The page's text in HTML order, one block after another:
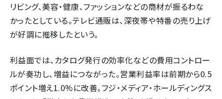
リビング、美容・健康、ファッションなどの商材が振るわな
かったとしている。テレビ通販は、深夜帯や特番の売り上げ
が好調に推移したという。
利益面では、カタログ発行の効率化などの費用コントロー
ルが奏功し、増益につながった。営業利益率は前期から0.5
ポイント増え1.0%に改善。フジ・メディア・ホールディングス